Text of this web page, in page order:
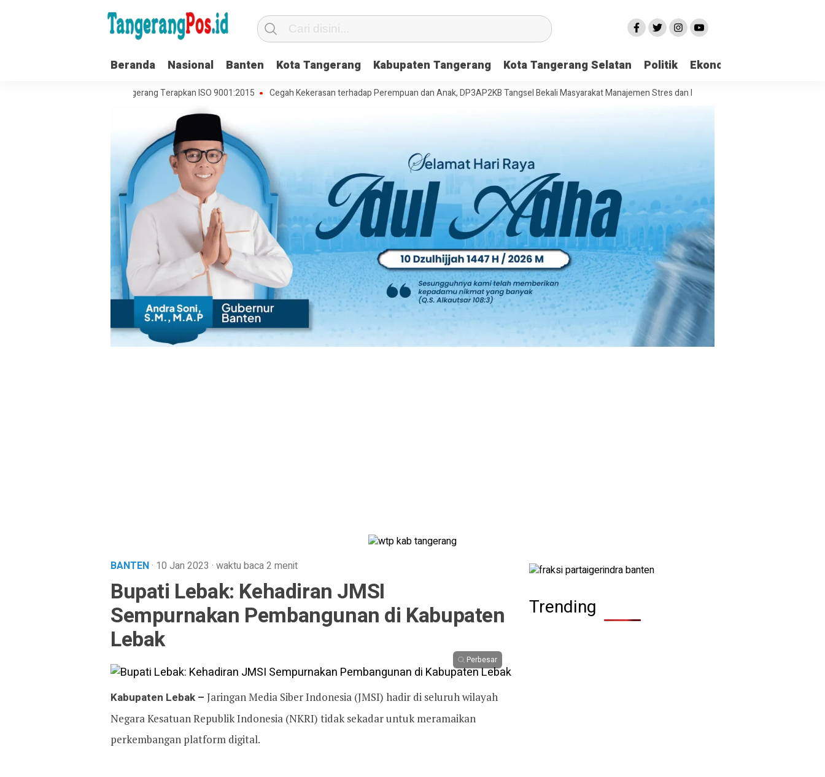
Beranda Nasional Banten Kota Tangerang Kabupaten Tangerang Kota Tangerang Selatan Politik Ekonomi
Umat, MUI Kota Tangerang Terapkan ISO 9001:2015 Cegah Kekerasan terhadap Perempuan dan Anak, DP3AP2KB Tangsel Bekali Masyarakat Manajemen Stres dan Dukungan Psikologi Awal
BANTEN· 10 Jan 2023 · waktu baca 2 menit
Bupati Lebak: Kehadiran JMSI
Sempurnakan Pembangunan di Kabupaten
Lebak
Perbesar
Kabupaten Lebak – Jaringan Media Siber Indonesia (JMSI) hadir di seluruh wilayah
Negara Kesatuan Republik Indonesia (NKRI) tidak sekadar untuk meramaikan
perkembangan platform digital.
Trending